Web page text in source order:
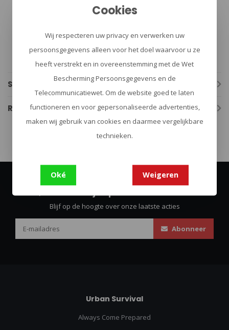
Model Blade Tanto Point
Heft/Materiaal Anodized aluminum
Clip: Ja
Specificaties
Reviews
Blijf op de hoogte over onze laatste acties
Abonneer
Urban Survival
Always Come Prepared
Cookies
Wij respecteren uw privacy en verwerken uw
persoonsgegevens alleen voor het doel waarvoor u ze
heeft verstrekt en in overeenstemming met de Wet
Bescherming Persoonsgegevens en de
Telecommunicatiewet. Om de website goed te laten
functioneren en voor gepersonaliseerde advertenties,
maken wij gebruik van cookies en daarmee vergelijkbare
technieken.
Oké Weigeren